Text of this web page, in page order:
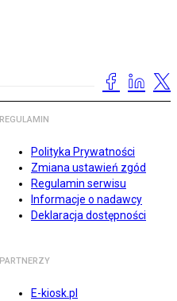
REGULAMIN
Polityka Prywatności
Zmiana ustawień zgód
Regulamin serwisu
Informacje o nadawcy
Deklaracja dostępności
PARTNERZY
E-kiosk.pl